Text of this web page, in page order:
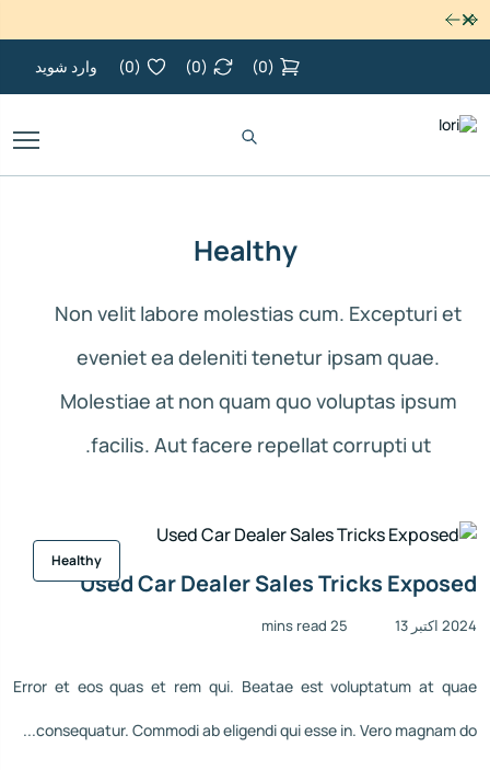
رد کردن
(
0
)
(
0
)
(
0
) وارد شوید
Healthy
Non velit labore molestias cum. Excepturi et
eveniet ea deleniti tenetur ipsam quae.
Molestiae at non quam quo voluptas ipsum
facilis. Aut facere repellat corrupti ut.
Healthy
Used Car Dealer Sales Tricks Exposed
2024 اکتبر 13 25 mins read
Error et eos quas et rem qui. Beatae est voluptatum at quae
consequatur. Commodi ab eligendi qui esse in. Vero magnam do...